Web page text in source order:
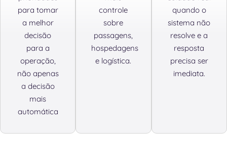
para tomar
a melhor
decisão
para a
operação,
não apenas
a decisão
mais
automática
controle
sobre
passagens,
hospedagens
e logística.
quando o
sistema não
resolve e a
resposta
precisa ser
imediata.